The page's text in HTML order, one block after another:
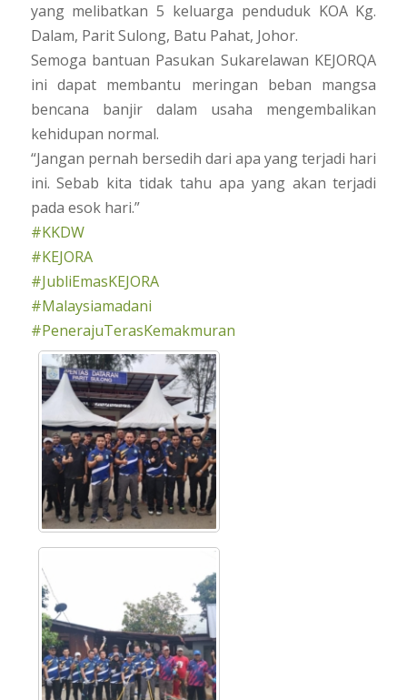
yang melibatkan 5 keluarga penduduk KOA Kg.
Dalam, Parit Sulong, Batu Pahat, Johor.
Semoga bantuan Pasukan Sukarelawan KEJORQA
ini dapat membantu meringan beban mangsa
bencana banjir dalam usaha mengembalikan
kehidupan normal.
“Jangan pernah bersedih dari apa yang terjadi hari
ini. Sebab kita tidak tahu apa yang akan terjadi
pada esok hari.”
#KKDW
#KEJORA
#JubliEmasKEJORA
#Malaysiamadani
#PenerajuTerasKemakmuran